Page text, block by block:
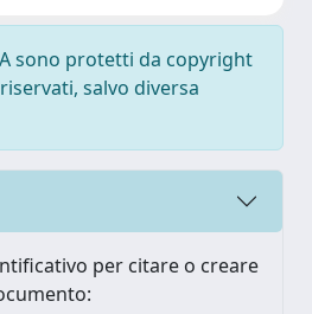
sono protetti da copyright
salvo diversa
per citare o creare